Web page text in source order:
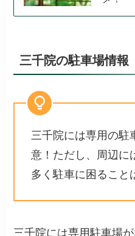
三千院の駐車場情報
三千院には専用の駐
意！ただし、周辺に
多く駐車に困ること
三千院には専用駐車場